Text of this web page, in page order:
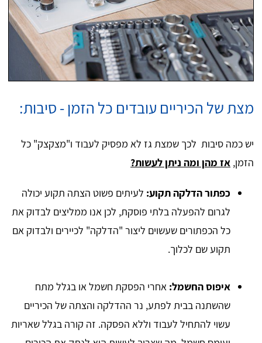
מצת של הכיריים עובדים כל הזמן - סיבות:
יש כמה סיבות לכך שמצת גז לא מפסיק לעבוד ו"מצקצק" כל
הזמן, אז מהן ומה ניתן לעשות?
כפתור הדלקה תקוע: לעיתים פשוט הצתה תקוע יכולה
לגרום להפעלה בלתי פוסקת, לכן אנו ממליצים לבדוק את
כל הכפתורים שעשוים ליצור "הדלקה" לכיירים ולבדוק אם
תקוע שם לכלוך.
איפוס החשמל: אחרי הפסקת חשמל או בגלל מתח
שהשתנה בבית לפתע, נר ההדלקה והצתה של הכיריים
עשוי להתחיל לעבוד וללא הפסקה. זה קורה בגלל שאריות